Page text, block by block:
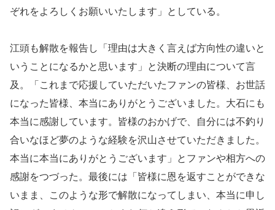
ぞれをよろしくお願いいたします」としている。
江頭も解散を報告し「理由は大きく言えば方向性の違いと
いうことになるかと思います」と決断の理由について言
及。「これまで応援していただいたファンの皆様、お世話
になった皆様、本当にありがとうございました。大石にも
本当に感謝しています。皆様のおかげで、自分には不釣り
合いなほど夢のような経験を沢山させていただきました。
本当に本当にありがとうございます」とファンや相方への
感謝をつづった。最後には「皆様に恩を返すことができな
いまま、このような形で解散になってしまい、本当に申し